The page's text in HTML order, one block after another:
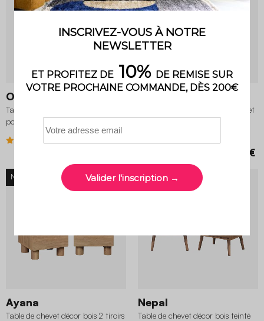
5 variantes
Ohio
Table de chevet industrielle métal 1
porte (lot de 2)
Table de chevet décor bois et effet
149,99 €
NOUVEAU
Ayana
Table de chevet décor bois 2 tiroirs
BON PLAN
Nepal
Table de chevet décor bois teinté